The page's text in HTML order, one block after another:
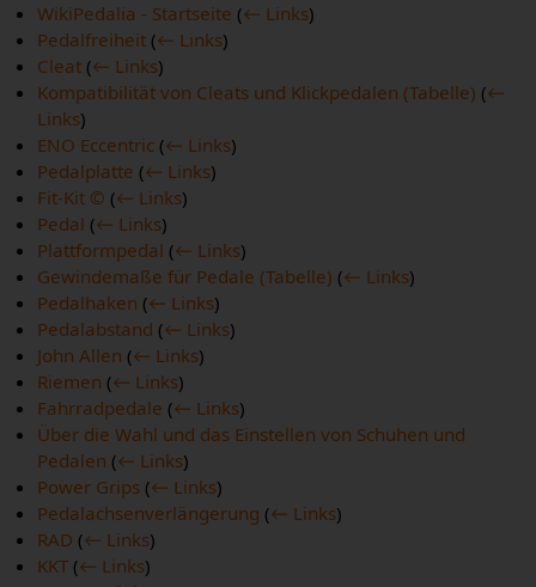
WikiPedalia - Startseite (← Links)
Pedalfreiheit (← Links)
Cleat (← Links)
Kompatibilität von Cleats und Klickpedalen (Tabelle) (←
Links)
ENO Eccentric (← Links)
Pedalplatte (← Links)
Fit-Kit © (← Links)
Pedal (← Links)
Plattformpedal (← Links)
Gewindemaße für Pedale (Tabelle) (← Links)
Pedalhaken (← Links)
Pedalabstand (← Links)
John Allen (← Links)
Riemen (← Links)
Fahrradpedale (← Links)
Über die Wahl und das Einstellen von Schuhen und
Pedalen (← Links)
Power Grips (← Links)
Pedalachsenverlängerung (← Links)
RAD (← Links)
KKT (← Links)